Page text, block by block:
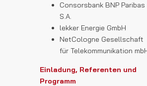
Consorsbank BNP Paribas
S.A.
lekker Energie GmbH
NetCologne Gesellschaft
für Telekommunikation
Einladung, Referenten und
Programm